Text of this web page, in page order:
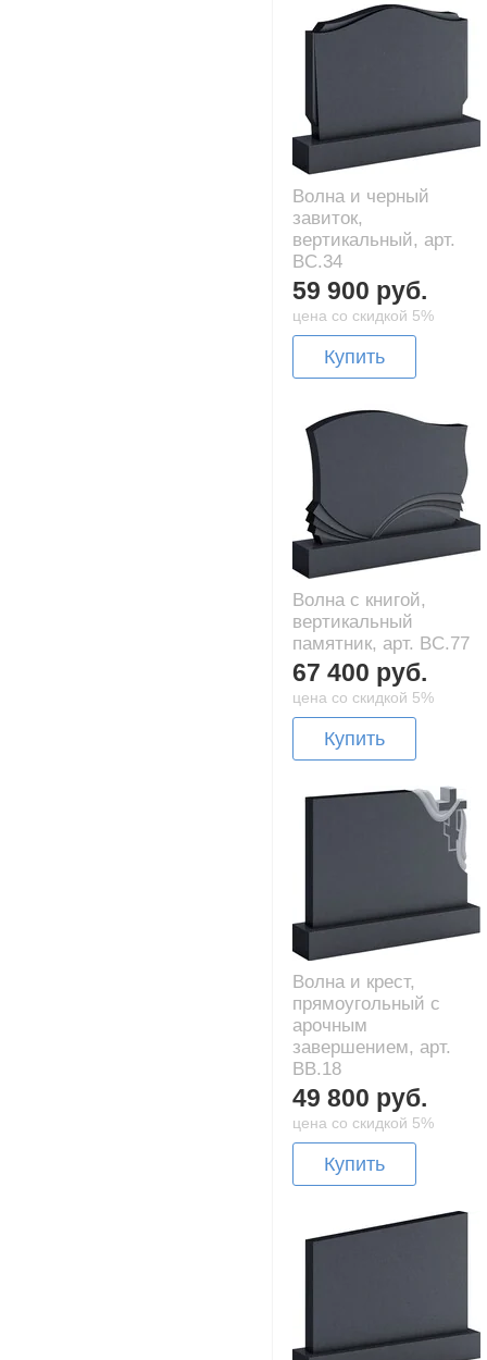
Волна и черный
завиток,
вертикальный, арт.
BC.34
59 900 руб.
цена со скидкой 5%
Купить
Волна с книгой,
вертикальный
памятник, арт. BC.77
67 400 руб.
цена со скидкой 5%
Купить
Волна и крест,
прямоугольный с
арочным
завершением, арт.
BB.18
49 800 руб.
цена со скидкой 5%
Купить